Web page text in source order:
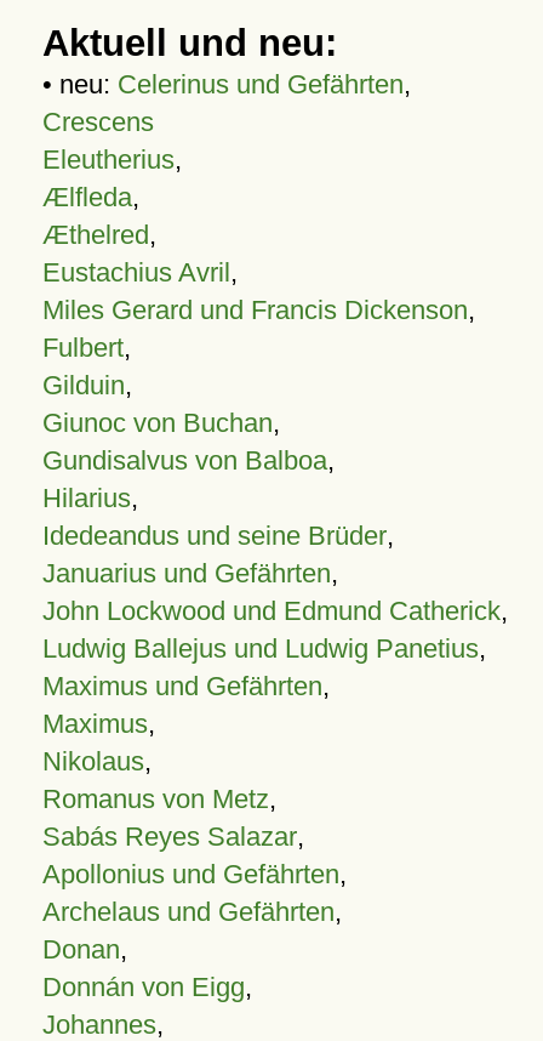
Aktuell und neu:
• neu: Celerinus und Gefährten,
Crescens
Eleutherius,
Ælfleda,
Æthelred,
Eustachius Avril,
Miles Gerard und Francis Dickenson,
Fulbert,
Gilduin,
Giunoc von Buchan,
Gundisalvus von Balboa,
Hilarius,
Idedeandus und seine Brüder,
Januarius und Gefährten,
John Lockwood und Edmund Catherick,
Ludwig Ballejus und Ludwig Panetius,
Maximus und Gefährten,
Maximus,
Nikolaus,
Romanus von Metz,
Sabás Reyes Salazar,
Apollonius und Gefährten,
Archelaus und Gefährten,
Donan,
Donnán von Eigg,
Johannes,